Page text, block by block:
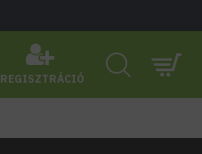
REGISZTRÁCIÓ